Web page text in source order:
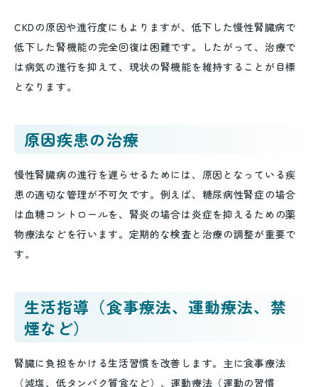
CKDの原因や進行度にもよりますが、低下した慢性腎臓病で
低下した腎機能の完全回復は困難です。したがって、治療で
は病気の進行を抑えて、現状の腎機能を維持することが目標
となります。
原因疾患の治療
慢性腎臓病の進行を遅らせるためには、原因となっている疾
患の適切な管理が不可欠です。例えば、糖尿病性腎症の場合
は血糖コントロールを、腎炎の場合は炎症を抑えるための薬
物療法などを行います。定期的な検査と治療の調整が重要で
す。
生活指導（食事療法、運動療法、禁
煙など）
腎臓に負担をかける生活習慣を改善します。主に食事療法
（減塩、低タンパク質食など）、運動療法（運動の習慣